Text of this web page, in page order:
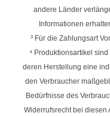
andere Länder
Informationen
³ Für die Zahlungsart
⁴ Produktionsartikel
deren Herstellung eine
den Verbraucher
Bedürfnisse des
Widerrufsrecht bei